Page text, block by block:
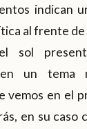
indican
al frente
sol
en un tema
vemos en el
en su caso